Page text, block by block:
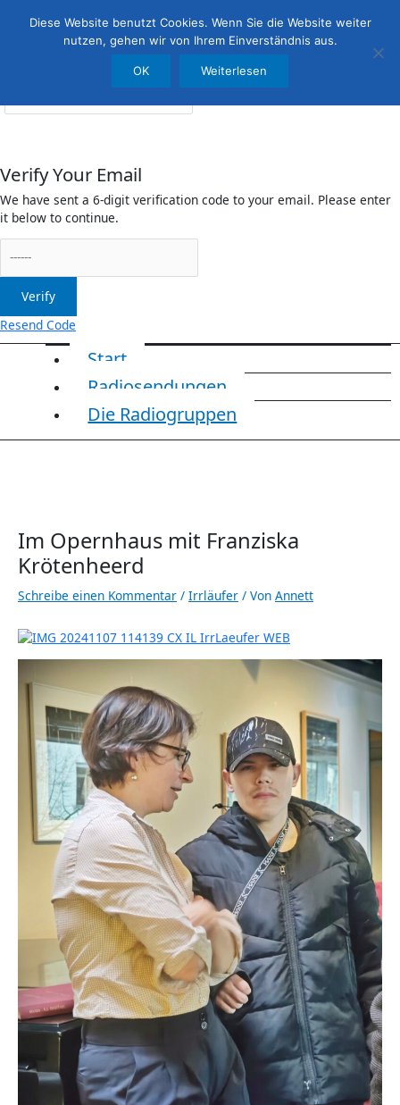
Verify Your Email
We have sent a 6-digit verification code to your email. Please enter
it below to continue.
Verify
Resend Code
Start
Radiosendungen
Die Radiogruppen
Im Opernhaus mit Franziska
Krötenheerd
Schreibe einen Kommentar / Irrläufer / Von Annett
Diese Website benutzt Cookies. Wenn Sie die Website weiter
nutzen, gehen wir von Ihrem Einverständnis aus.
OK Weiterlesen